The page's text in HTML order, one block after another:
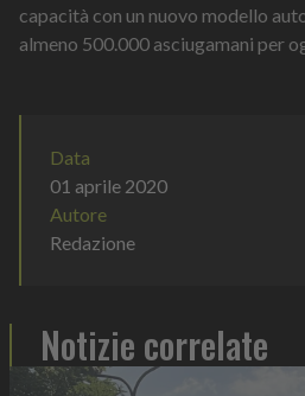
capacità con un nuovo modello
almeno 500.000 asciugamani per
Data
01 aprile 2020
Autore
Redazione
Notizie correlate